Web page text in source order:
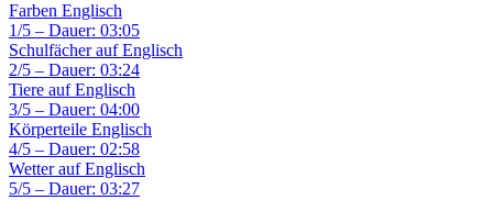
Farben Englisch
1/5 – Dauer: 03:05
Schulfächer auf Englisch
2/5 – Dauer: 03:24
Tiere auf Englisch
3/5 – Dauer: 04:00
Körperteile Englisch
4/5 – Dauer: 02:58
Wetter auf Englisch
5/5 – Dauer: 03:27